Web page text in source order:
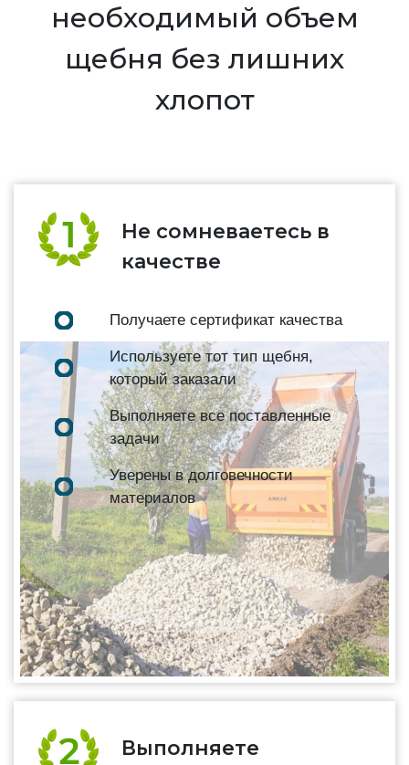
необходимый объем
щебня без лишних
хлопот
Не сомневаетесь в
качестве
Получаете сертификат качества
Используете тот тип щебня,
который заказали
Выполняете все поставленные
задачи
Уверены в долговечности
материалов
Выполняете